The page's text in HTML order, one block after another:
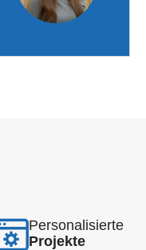
Personalisierte
Projekte